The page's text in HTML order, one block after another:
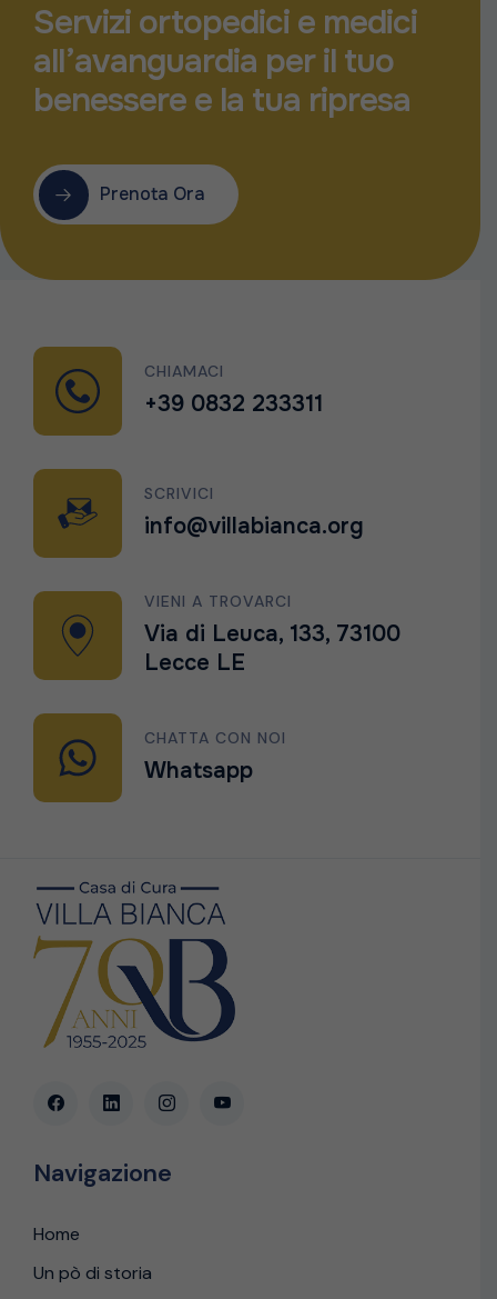
Servizi ortopedici e medici
all’avanguardia per il tuo
benessere e la tua ripresa
Prenota Ora
CHIAMACI
+39 0832 233311
SCRIVICI
info@villabianca.org
VIENI A TROVARCI
Via di Leuca, 133, 73100
Lecce LE
CHATTA CON NOI
Whatsapp
Navigazione
Home
Un pò di storia